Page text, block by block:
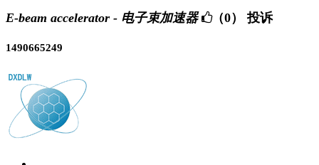
E-beam accelerator - 电子束加速器 （0） 投诉
1490665249